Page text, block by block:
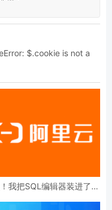
$.cookie is not a
我把SQL编辑器装进了大